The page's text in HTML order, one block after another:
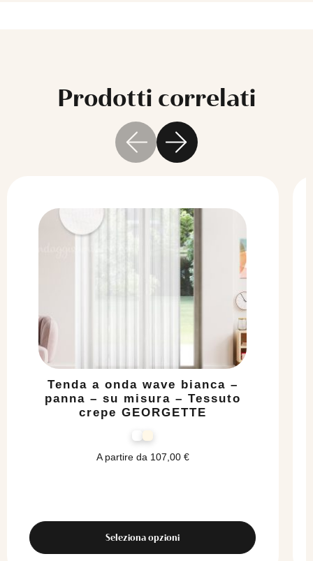
Prodotti correlati
Tenda a onda wave bianca –
panna – su misura – Tessuto
crepe GEORGETTE
A partire da 107,00 €
Seleziona opzioni